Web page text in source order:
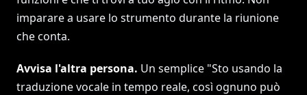
imparare a usare lo strumento durante la riunione
che conta.
Avvisa l'altra persona. Un semplice "Sto usando la
traduzione vocale in tempo reale, così ognuno può